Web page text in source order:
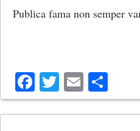
Publica fama non semper
Facebook
Twitter
Email